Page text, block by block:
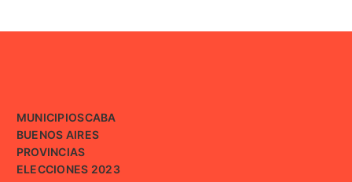
MUNICIPIOSCABA
BUENOS AIRES
PROVINCIAS
ELECCIONES 2023